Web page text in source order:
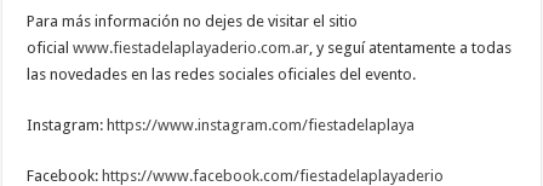
Para más información no dejes de visitar el sitio
oficialwww.fiestadelaplayaderio.com.ar , y seguí atentamente a todas
las novedades en las redes sociales oficiales del evento.
Instagram:https://www.instagram.com/fiestadelaplaya
Facebook:https://www.facebook.com/fiestadelaplayaderio